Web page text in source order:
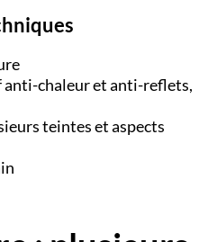
chaleur et anti-reflets,
teintes et aspects